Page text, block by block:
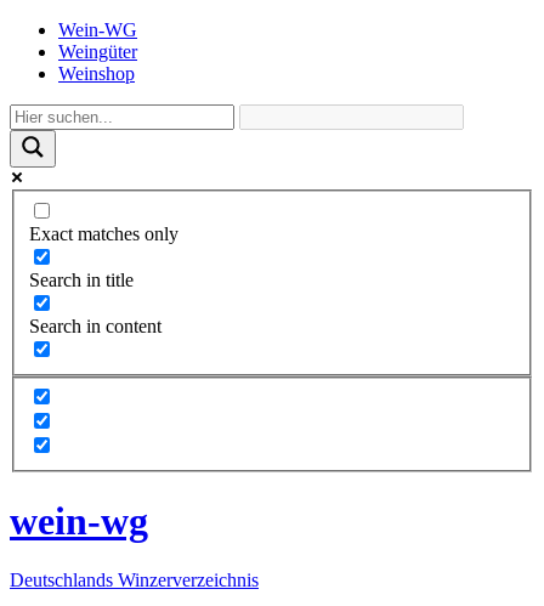
Wein-WG
Weingüter
Weinshop
Exact matches only
Search in title
Search in content
wein-wg
Deutschlands Winzerverzeichnis